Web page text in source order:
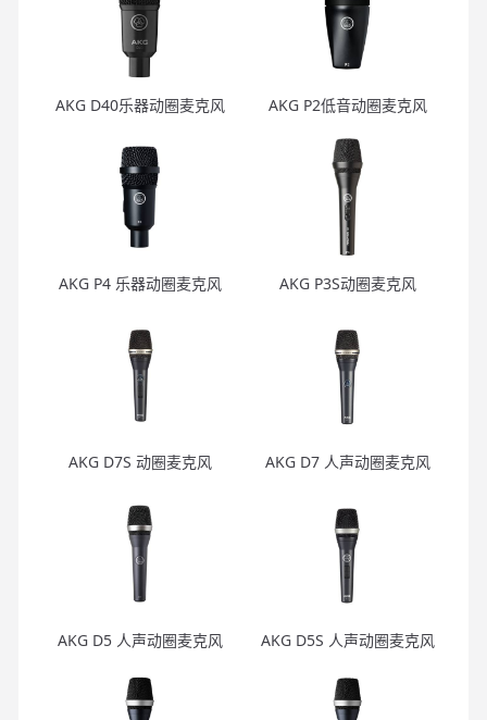
AKG D40乐器动圈麦克风 AKG P2低音动圈麦克风
AKG P4 乐器动圈麦克风 AKG P3S动圈麦克风
AKG D7S 动圈麦克风 AKG D7 人声动圈麦克风
AKG D5 人声动圈麦克风 AKG D5S 人声动圈麦克风